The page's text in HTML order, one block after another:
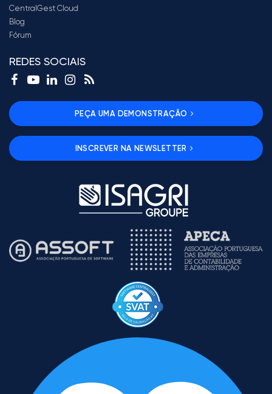
CentralGest Cloud
Blog
Fórum
REDES SOCIAIS
PEÇA UMA DEMONSTRAÇÃO
INSCREVER NA NEWSLETTER